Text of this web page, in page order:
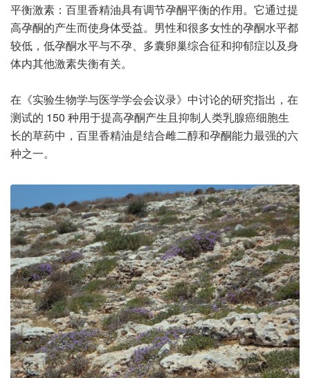
平衡激素：百里香精油具有调节孕酮平衡的作用。它通过提
高孕酮的产生而使身体受益。男性和很多女性的孕酮水平都
较低，低孕酮水平与不孕、多囊卵巢综合征和抑郁症以及身
体内其他激素失衡有关。
在《实验生物学与医学学会会议录》中讨论的研究指出，在
测试的 150 种用于提高孕酮产生且抑制人类乳腺癌细胞生
长的草药中，百里香精油是结合雌二醇和孕酮能力最强的六
种之一。